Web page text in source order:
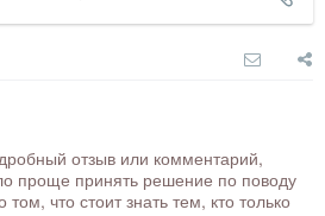
отзыв или комментарий,
проще принять решение по поводу
что стоит знать тем, кто только